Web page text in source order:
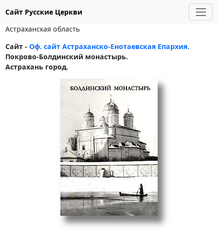
Сайт Русские Церкви
Астраханская область
Сайт - Оф. сайт Астраханско-Енотаевская Епархия.
Покрово-Болдинский монастырь.
Астрахань город.